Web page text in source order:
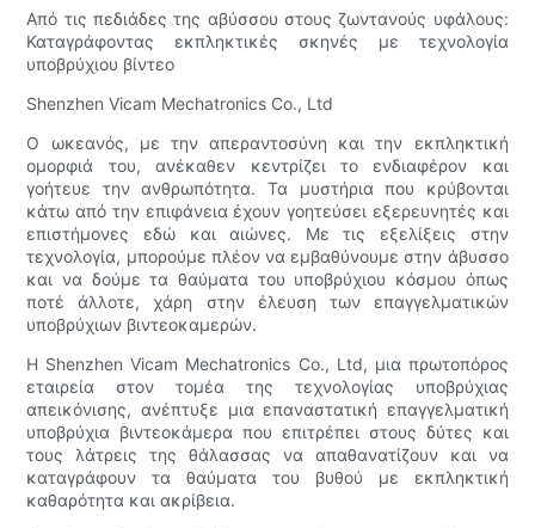
Από τις πεδιάδες της αβύσσου στους ζωντανούς υφάλους:
Καταγράφοντας εκπληκτικές σκηνές με τεχνολογία
υποβρύχιου βίντεο
Shenzhen Vicam Mechatronics Co., Ltd
Ο ωκεανός, με την απεραντοσύνη και την εκπληκτική
ομορφιά του, ανέκαθεν κεντρίζει το ενδιαφέρον και
γοήτευε την ανθρωπότητα. Τα μυστήρια που κρύβονται
κάτω από την επιφάνεια έχουν γοητεύσει εξερευνητές και
επιστήμονες εδώ και αιώνες. Με τις εξελίξεις στην
τεχνολογία, μπορούμε πλέον να εμβαθύνουμε στην άβυσσο
και να δούμε τα θαύματα του υποβρύχιου κόσμου όπως
ποτέ άλλοτε, χάρη στην έλευση των επαγγελματικών
υποβρύχιων βιντεοκαμερών.
Η Shenzhen Vicam Mechatronics Co., Ltd, μια πρωτοπόρος
εταιρεία στον τομέα της τεχνολογίας υποβρύχιας
απεικόνισης, ανέπτυξε μια επαναστατική επαγγελματική
υποβρύχια βιντεοκάμερα που επιτρέπει στους δύτες και
τους λάτρεις της θάλασσας να απαθανατίζουν και να
καταγράφουν τα θαύματα του βυθού με εκπληκτική
καθαρότητα και ακρίβεια.